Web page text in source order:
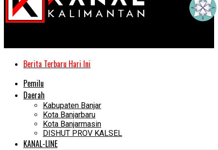
Berita Terbaru Hari Ini
Pemilu
Daerah
Kabupaten Banjar
Kota Banjarbaru
Kota Banjarmasin
DISHUT PROV KALSEL
KANAL-LINE